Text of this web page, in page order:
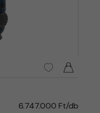
6.747.000 Ft/db